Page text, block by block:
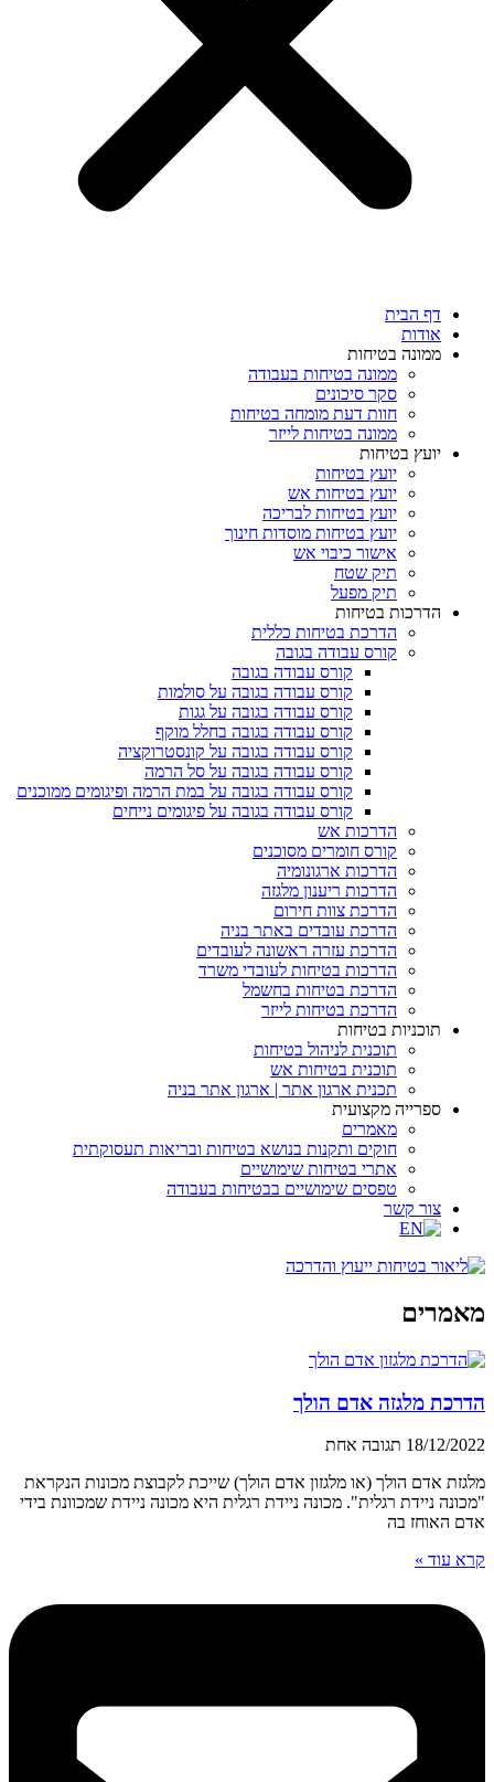
דף הבית
אודות
ממונה בטיחות
ממונה בטיחות בעבודה
סקר סיכונים
חוות דעת מומחה בטיחות
ממונה בטיחות לייזר
יועץ בטיחות
יועץ בטיחות
יועץ בטיחות אש
יועץ בטיחות לבריכה
יועץ בטיחות מוסדות חינוך
אישור כיבוי אש
תיק שטח
תיק מפעל
הדרכות בטיחות
הדרכת בטיחות כללית
קורס עבודה בגובה
קורס עבודה בגובה
קורס עבודה בגובה על סולמות
קורס עבודה בגובה על גגות
קורס עבודה בגובה בחלל מוקף
קורס עבודה בגובה על קונסטרוקציה
קורס עבודה בגובה על סל הרמה
קורס עבודה בגובה על במת הרמה ופיגומים ממוכנים
קורס עבודה בגובה על פיגומים נייחים
הדרכות אש
קורס חומרים מסוכנים
הדרכות ארגונומיה
הדרכות ריענון מלגזה
הדרכת צוות חירום
הדרכת עובדים באתר בניה
הדרכת עזרה ראשונה לעובדים
הדרכות בטיחות לעובדי משרד
הדרכת בטיחות בחשמל
הדרכת בטיחות לייזר
תוכניות בטיחות
תוכנית לניהול בטיחות
תוכנית בטיחות אש
תכנית ארגון אתר | ארגון אתר בניה
ספרייה מקצועית
מאמרים
חוקים ותקנות בנושא בטיחות ובריאות תעסוקתית
אתרי בטיחות שימושיים
טפסים שימושיים בבטיחות בעבודה
צור קשר
מאמרים
הדרכת מלגזה אדם הולך
18/12/2022 תגובה אחת
מלגזת אדם הולך (או מלגזון אדם הולך) שייכת לקבוצת מכונות הנקראת
"מכונה ניידת רגלית". מכונה ניידת רגלית היא מכונה ניידת שמכוונת בידי
אדם האוחז בה
קרא עוד »